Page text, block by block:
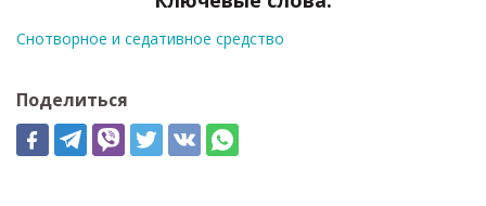
Снотворное и седативное средство
Поделиться